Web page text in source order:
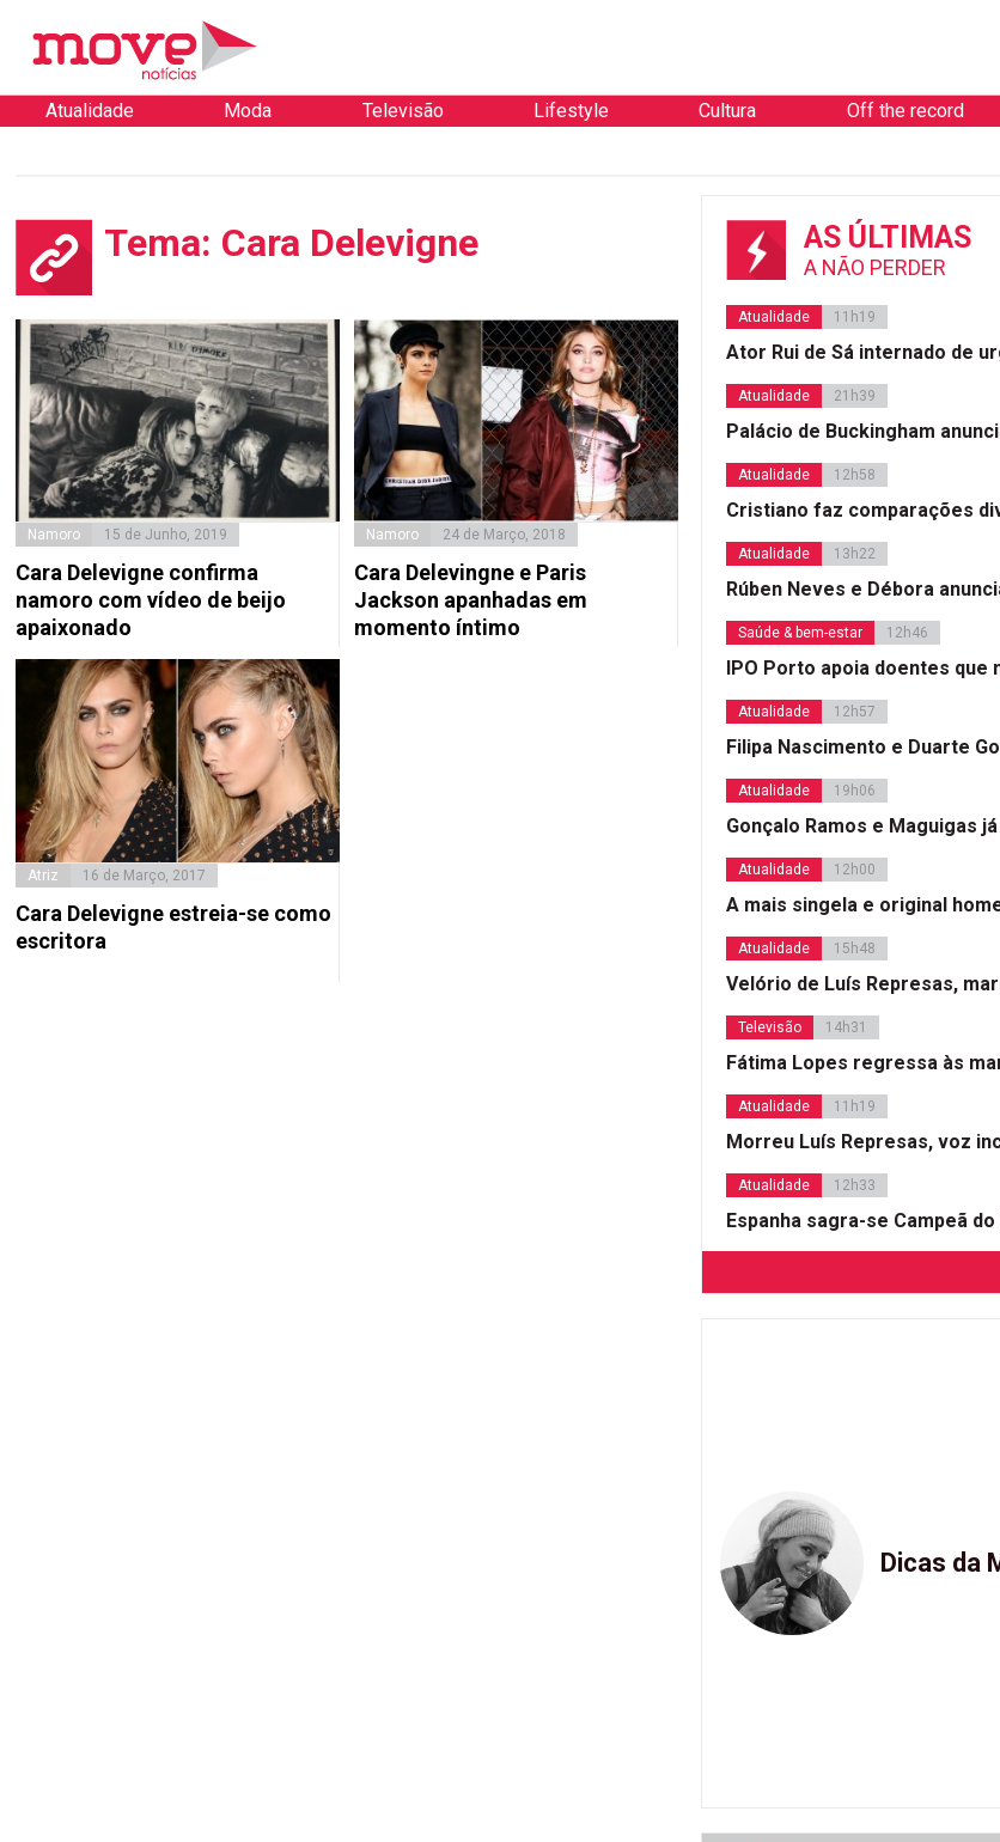
Atualidade Moda Televisão Lifestyle Cultura Off the record
Tema: Cara Delevigne
Namoro 15 de Junho, 2019
Cara Delevigne confirma
namoro com vídeo de beijo
apaixonado
Namoro 24 de Março, 2018
Cara Delevingne e Paris
Jackson apanhadas em
momento íntimo
Atriz 16 de Março, 2017
Cara Delevigne estreia-se como
escritora
AS ÚLTIMAS
A NÃO PERDER
Atualidade 11h19
Ator Rui de Sá internado de
Atualidade 21h39
Palácio de Buckingham
Atualidade 12h58
Cristiano faz comparações
Atualidade 13h22
Rúben Neves e Débora
Saúde & bem-estar 12h46
IPO Porto apoia doentes
Atualidade 12h57
Filipa Nascimento e Duarte
Atualidade 19h06
Gonçalo Ramos e Maguigas
Atualidade 12h00
A mais singela e original
Atualidade 15h48
Velório de Luís Represas,
Televisão 14h31
Fátima Lopes regressa às
Atualidade 11h19
Morreu Luís Represas, voz
Atualidade 12h33
Espanha sagra-se Campeã
Dicas da